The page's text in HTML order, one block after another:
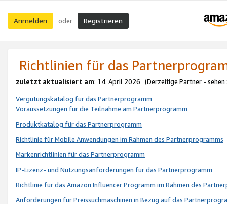
Anmelden oder Registrieren
Richtlinien für das
zuletzt aktualisiert am: 14. April 2026 (Derzeitige Partner - sehen
Vergütungskatalog für das Partnerprogramm
Voraussetzungen für die Teilnahme am Partnerprogramm
Produktkatalog für das Partnerprogramm
Richtlinie für Mobile Anwendungen im Rahmen des Partnerprogramms
Markenrichtlinien für das Partnerprogramm
IP-Lizenz- und Nutzungsanforderungen für das Partnerprogramm
Richtlinie für das Amazon Influencer Programm im Rahmen des
Anforderungen für Preissuchmaschinen in Bezug auf das